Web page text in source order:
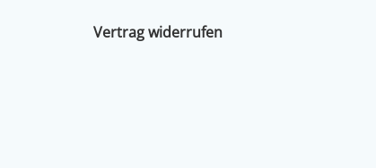
Vertrag widerrufen